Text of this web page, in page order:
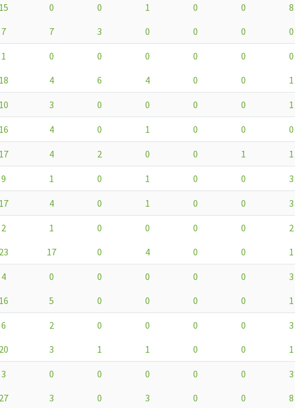
15 0 0 1 0 0 8
7 7 3 0 0 0 0
1 0 0 0 0 0 0
18 4 6 4 0 0 1
10 3 0 0 0 0 1
16 4 0 1 0 0 0
17 4 2 0 0 1 1
9 1 0 1 0 0 3
17 4 0 1 0 0 3
2 1 0 0 0 0 2
23 17 0 4 0 0 1
4 0 0 0 0 0 3
16 5 0 0 0 0 1
6 2 0 0 0 0 3
20 3 1 1 0 0 1
3 0 0 0 0 0 3
27 3 0 3 0 0 8